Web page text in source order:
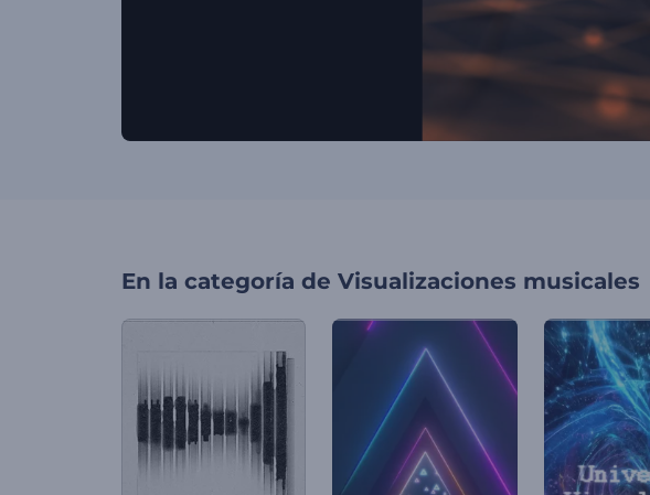
En la categoría de Visualizaciones musicales